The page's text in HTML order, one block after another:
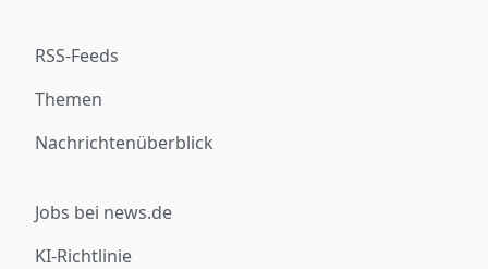
RSS-Feeds
Themen
Nachrichtenüberblick
Jobs bei news.de
KI-Richtlinie